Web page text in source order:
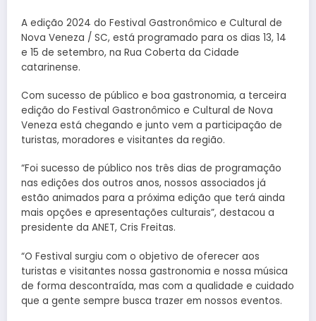
A edição 2024 do Festival Gastronômico e Cultural de
Nova Veneza / SC, está programado para os dias 13, 14
e 15 de setembro, na Rua Coberta da Cidade
catarinense.
Com sucesso de público e boa gastronomia, a terceira
edição do Festival Gastronômico e Cultural de Nova
Veneza está chegando e junto vem a participação de
turistas, moradores e visitantes da região.
“Foi sucesso de público nos três dias de programação
nas edições dos outros anos, nossos associados já
estão animados para a próxima edição que terá ainda
mais opções e apresentações culturais”, destacou a
presidente da ANET, Cris Freitas.
“O Festival surgiu com o objetivo de oferecer aos
turistas e visitantes nossa gastronomia e nossa música
de forma descontraída, mas com a qualidade e cuidado
que a gente sempre busca trazer em nossos eventos.